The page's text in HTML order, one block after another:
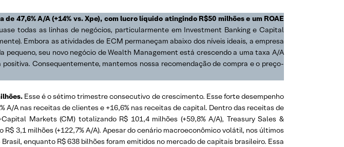
47,6% A/A (+14% vs. Xpe), com lucro líquido atingindo R$50 milhões e um ROAE
todas as linhas de negócios, particularmente em Investment Banking e Capital
Embora as atividades de ECM permaneçam abaixo dos níveis ideais, a empresa
seu novo negócio de Wealth Management está crescendo a uma taxa A/A
Consequentemente, mantemos nossa recomendação de compra e o preço-
Esse é o sétimo trimestre consecutivo de crescimento. Esse forte desempenho
A nas receitas de clientes e +16,6% nas receitas de capital. Dentro das receitas de
Markets (CM) totalizando R$ 101,4 milhões (+59,8% A/A), Treasury Sales &
3,1 milhões (+122,7% A/A). Apesar do cenário macroeconômico volátil, nos últimos
enquanto R$ 638 bilhões foram emitidos no mercado de capitais brasileiro. Essa